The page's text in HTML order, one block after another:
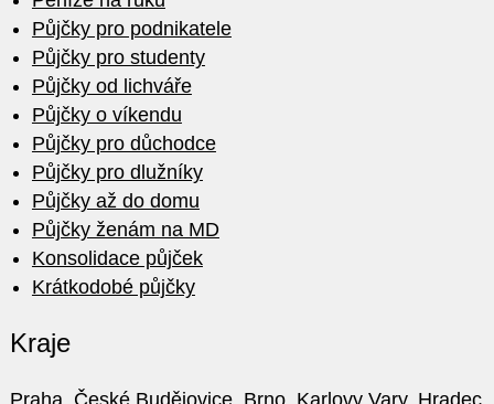
Půjčky pro podnikatele
Půjčky pro studenty
Půjčky od lichváře
Půjčky o víkendu
Půjčky pro důchodce
Půjčky pro dlužníky
Půjčky až do domu
Půjčky ženám na MD
Konsolidace půjček
Krátkodobé půjčky
Kraje